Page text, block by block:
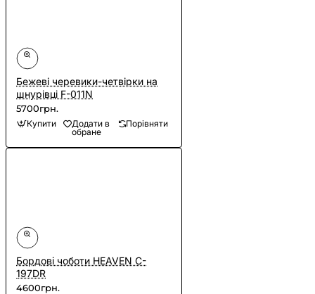
Бежеві черевики-четвірки на
шнурівці F-011N
5700грн.
Купити
Додати в
обране
Порівняти
Бордові чоботи HEAVEN C-
197DR
4600грн.